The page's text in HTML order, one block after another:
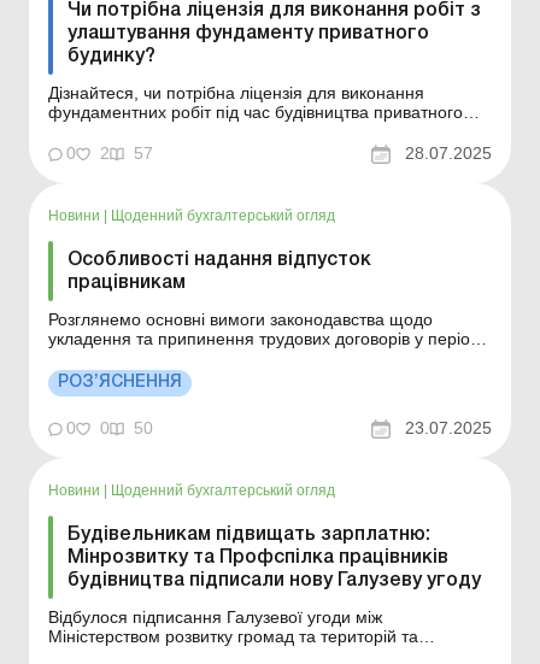
Чи потрібна ліцензія для виконання робіт з
улаштування фундаменту приватного
будинку?
Дізнайтеся, чи потрібна ліцензія для виконання
фундаментних робіт під час будівництва приватного
працює за КВЕД 43.99. Чи потрібна йому ліцензія для
виконання робіт з улаштування фундаменту
потріб...
0 2 57 28.07.2025
Новини Щоденний бухгалтерський огляд
Особливості надання відпусток
працівникам
Розглянемо основні вимоги законодавства щодо
укладення та припинення трудових договорів у період
праці. Більше за темою: Діюче підприємство починає
формувати резерв відпусткових: які наслідки Наказ про
припинення відпустки без збереження заро...
РОЗ’ЯСНЕННЯ
0 0 50 23.07.2025
Новини Щоденний бухгалтерський огляд
Будівельникам підвищать зарплатню:
Мінрозвитку та Профспілка працівників
будівництва підписали нову Галузеву угоду
Відбулося підписання Галузевої угоди між
Міністерством розвитку громад та територій та